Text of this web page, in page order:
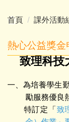
首頁 課外活動
熱心公益獎金
致理科技
一、為培養學生
勵服務優良
特訂定「 致